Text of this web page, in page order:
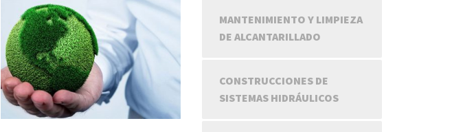
MANTENIMIENTO Y LIMPIEZA
DE ALCANTARILLADO
CONSTRUCCIONES DE
SISTEMAS HIDRÁULICOS